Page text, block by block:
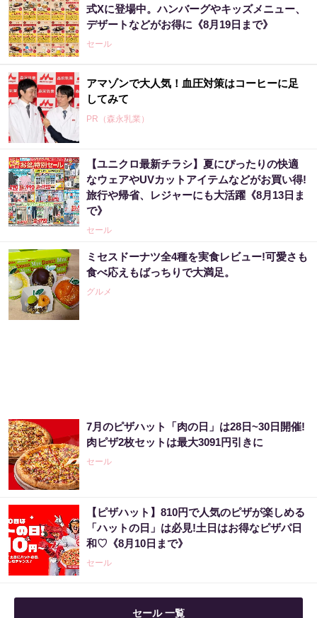
式Xに登場中。ハンバーグやキッズメニュー、
デザートなどがお得に《8月19日まで》
セール
アマゾンで大人気！血圧対策はコーヒーに足
してみて
PR（森永乳業）
3億当選主婦「宝くじ買う前に〇〇した」当選
率上げる方法
PR（合同会社デジタルファーム ）
アマゾンで大人気！血圧対策はコーヒーに足
してみて
PR（森永乳業）
売り場じゃ教えてくれない！当たる人だけが
やってる宝くじの習慣
PR（合同会社デジタルファーム ）
「宝くじ、運じゃなかった」当たる人は“同じ
こと”してる
PR（合同会社デジタルファーム ）
【ユニクロ最新チラシ】夏にぴったりの快適
なウェアやUVカットアイテムなどがお買い得!
旅行や帰省、レジャーにも大活躍《8月13日ま
で》
セール
ミセスドーナツ全4種を実食レビュー!可愛さも
食べ応えもばっちりで大満足。
グルメ
7月のピザハット「肉の日」は28日~30日開催!
肉ピザ2枚セットは最大3091円引きに
セール
【ピザハット】810円で人気のピザが楽しめる
「ハットの日」は必見!土日はお得なピザパ日
和♡《8月10日まで》
セール
セール 一覧